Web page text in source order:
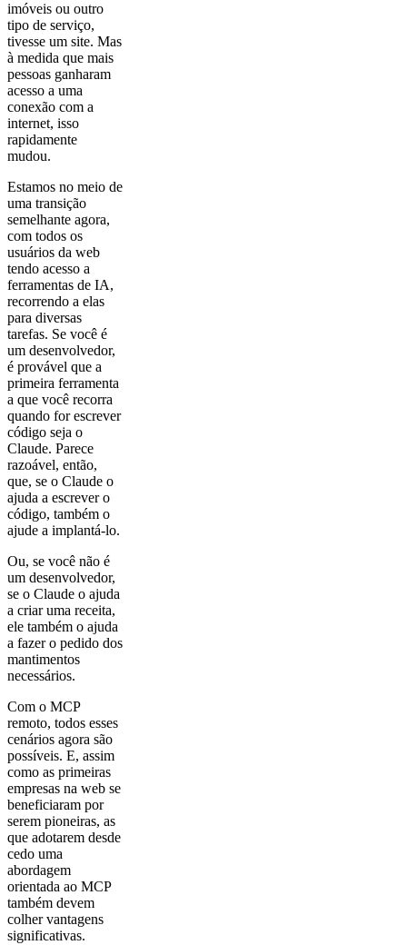
imóveis ou outro
tipo de serviço,
tivesse um site. Mas
à medida que mais
pessoas ganharam
acesso a uma
conexão com a
internet, isso
rapidamente
mudou.
Estamos no meio de
uma transição
semelhante agora,
com todos os
usuários da web
tendo acesso a
ferramentas de IA,
recorrendo a elas
para diversas
tarefas. Se você é
um desenvolvedor,
é provável que a
primeira ferramenta
a que você recorra
quando for escrever
código seja o
Claude. Parece
razoável, então,
que, se o Claude o
ajuda a escrever o
código, também o
ajude a implantá-lo.
Ou, se você não é
um desenvolvedor,
se o Claude o ajuda
a criar uma receita,
ele também o ajuda
a fazer o pedido dos
mantimentos
necessários.
Com o MCP
remoto, todos esses
cenários agora são
possíveis. E, assim
como as primeiras
empresas na web se
beneficiaram por
serem pioneiras, as
que adotarem desde
cedo uma
abordagem
orientada ao MCP
também devem
colher vantagens
significativas.